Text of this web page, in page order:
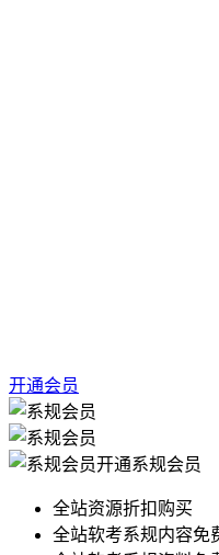
开通会员
开通系规会员
全站资源折扣购买
全站软考系规内容免